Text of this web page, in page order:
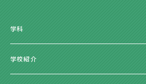
学科
学校紹介